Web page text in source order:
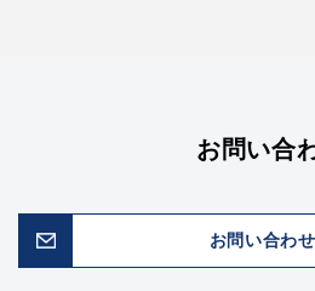
お問い合
お問い合わ